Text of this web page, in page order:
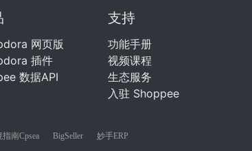
网页版
插件
数据API
支持
功能手册
视频课程
生态服务
入驻 Shoppee
南Cpsea BigSeller 妙手ERP